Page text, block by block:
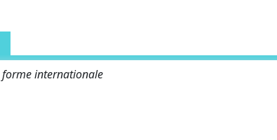
forme internationale